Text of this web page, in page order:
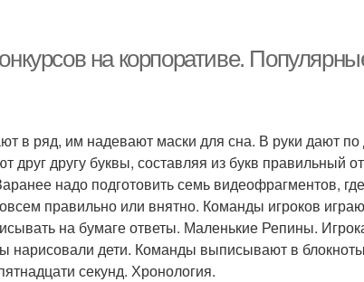
на корпоративе.
им надевают маски для сна. В руки дают по
друг другу буквы, составляя из букв правильный
надо подготовить семь видеофрагментов,
правильно или внятно. Команды игроков
на бумаге ответы. Маленькие Репины.
нарисовали дети. Команды выписывают в
секунд. Хронология.